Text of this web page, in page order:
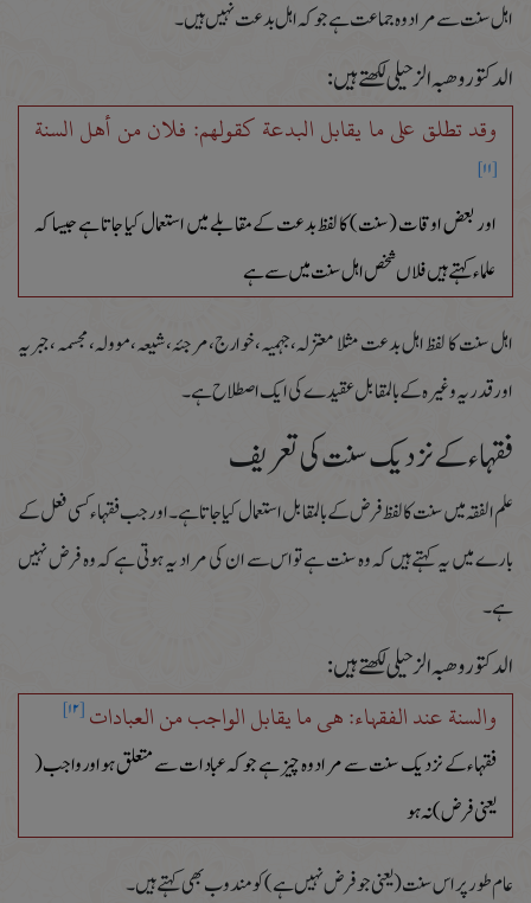
اہل سنت سے مراد وہ جماعت ہے جو کہ اہل بدعت نہیں ہیں ۔
الدکتور وھبہ الزحیلی لکھتے ہیں :
وقد تطلق علی ما یقابل البدعة کقولھم: فلان من أھل السنة
[۱۱]
اور بعض اوقات (سنت) کا لفظ بدعت کے مقابلے میں استعمال کیا جاتا ہے جیسا کہ
علماء کہتے ہیں فلاں شخص اہل سنت میں سے ہے
اہل سنت کا لفظ اہل بدعت مثلا معتزلہ،جہمیہ،خوارج،مرجئہ،شیعہ،موولہ، مجسمہ ،جبریہ
اور قدریہ وغیرہ کے بالمقابل عقیدے کی ایک اصطلاح ہے ۔
فقہاء کے نزدیک سنت کی تعریف
علم الفقہ میں سنت کا لفظ فرض کے بالمقابل استعمال کیا جاتا ہے ۔اور جب فقہاء کسی فعل کے
بارے میں یہ کہتے ہیں کہ وہ سنت ہے تواس سے ان کی مراد یہ ہوتی ہے کہ وہ فرض نہیں
ہے۔
الدکتور وھبہ الزحیلی لکھتے ہیں :
والسنة عند الفقہاء: ھی ما یقابل الواجب من العبادات [۱۲]
فقہاء کے نزدیک سنت سے مراد وہ چیز ہے جو کہ عبادات سے متعلق ہو اورواجب(
یعنی فرض)نہ ہو
عام طور پر اس سنت(یعنی جو فرض نہیں ہے) کو مندوب بھی کہتے ہیں۔